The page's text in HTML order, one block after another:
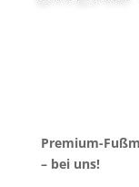
Premium-
– bei uns!